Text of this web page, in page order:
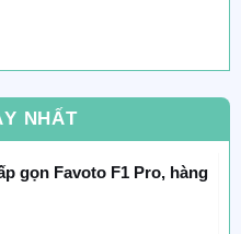
NHẤT
gọn Favoto F1 Pro, hàng